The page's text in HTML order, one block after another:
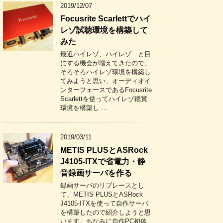
2019/12/07
Focusrite Scarlettでハイ
レゾ試聴環境を構築して
みた
最近ハイレゾ、ハイレゾ…と目
にする機会が増えてきたので、
そろそろハイレゾ環境を構築し
てみようと思い、オーディオイ
ンターフェースであるFocusrite
Scarlettを使ってハイレゾ鑑賞
環境を構築し …
2019/03/11
METIS PLUSとASRock
J4105-ITXで省電力・静
音録画サーバを作る
録画サーバのリプレースとし
て、METIS PLUSとASRock
J4105-ITXを使って自作サーバ
を構築したので紹介しようと思
います。ちなみに自作PC初体